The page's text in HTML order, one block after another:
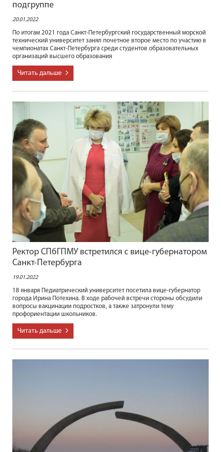
подгруппе
20.01.2022
По итогам 2021 года Санкт-Петербургский государственный морской
технический университет занял почетное второе место по участию в
чемпионатах Санкт-Петербурга среди студентов образовательных
организаций высшего образования
Читать дальше
Ректор СПбГПМУ встретился с вице-губернатором
Санкт-Петербурга
19.01.2022
18 января Педиатрический университет посетила вице-губернатор
города Ирина Потехина. В ходе рабочей встречи стороны обсудили
вопросы вакцинации подростков, а также затронули тему
профориентации школьников.
Читать дальше